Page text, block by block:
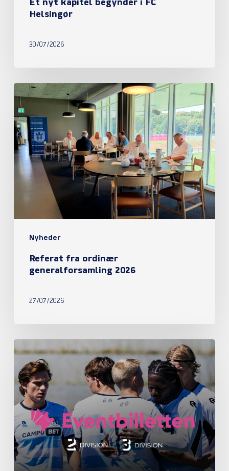
Et nyt kapitel begynder i FC
Helsingør
30/07/2026
Nyheder
Referat
fra
ordinær
generalforsamling
2026
Referat fra ordinær
generalforsamling 2026
27/07/2026